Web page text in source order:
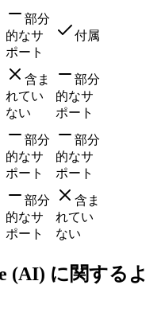
部分
的なサ
ポート
付属
含ま
れてい
ない
部分
的なサ
ポート
部分
的なサ
ポート
部分
的なサ
ポート
部分
的なサ
ポート
含ま
れてい
ない
(AI) に関するよ